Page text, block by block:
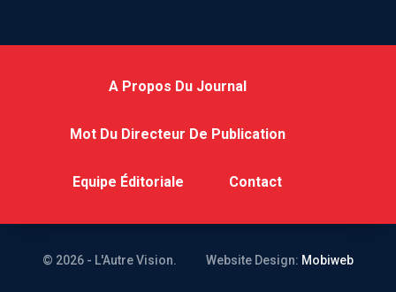
A Propos Du Journal
Mot Du Directeur De Publication
Equipe Éditoriale Contact
© 2026 - L'Autre Vision. Website Design: Mobiweb